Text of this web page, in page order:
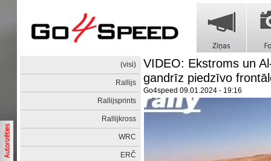
(visi)
Rallijs
Rallijsprints
Rallijkross
WRC
ERČ
VIDEO: Ekstroms un
gandrīz piedzīvo
Go4speed 09.01.2024 - 19:16